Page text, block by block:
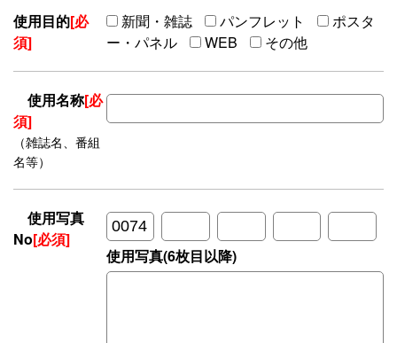
使用目的[必
須]
新聞・雑誌 パンフレット
ポスタ
ー・パネル
WEB その他
使用名称[必
須]
（雑誌名、番組
名等）
使用写真
No[必須]
使用写真(6枚目以降)